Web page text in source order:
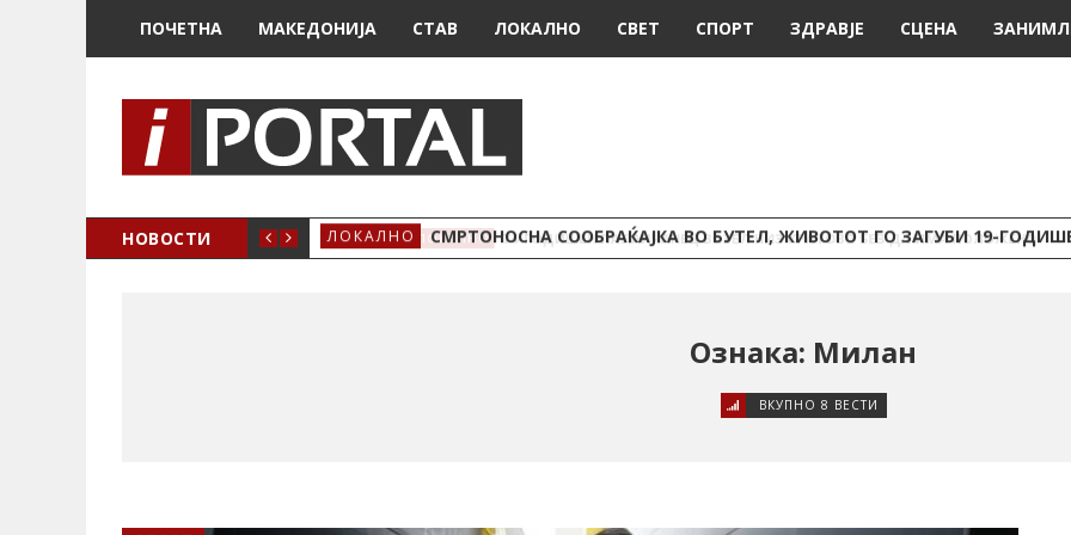
ПОЧЕТНА МАКЕДОНИЈА СТАВ ЛОКАЛНО СВЕТ СПОРТ ЗДРАВЈЕ СЦЕНА
НОВОСТИ ЛОКАЛНО СМРТОНОСНА СООБРАЌАЈКА ВО БУТЕЛ, ЖИВОТОТ ГО ЗАГУБИ 19-
Ознака: Милан
ВКУПНО 8 ВЕСТИ